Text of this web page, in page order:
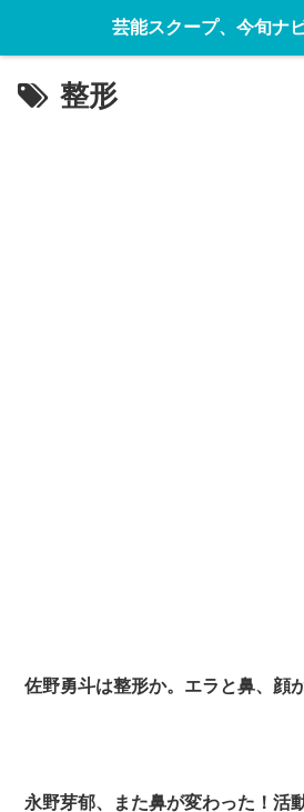
整形
佐野勇斗は整形か。エラと鼻、顔
永野芽郁、また鼻が変わった！活
芸能スクープ、今旬ナ